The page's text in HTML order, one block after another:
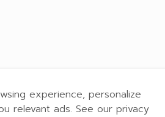
experience, personalize
relevant ads. See our privacy